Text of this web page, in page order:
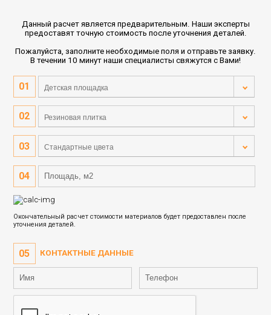
Данный расчет является предварительным. Наши эксперты
предоставят точную стоимость после уточнения деталей.
Пожалуйста, заполните необходимые поля и отправьте заявку.
В течении 10 минут наши специалисты свяжутся с Вами!
Детская площадка
Резиновая плитка
Стандартные цвета
Окончательный расчет стоимости материалов будет предоставлен после
уточнения деталей.
КОНТАКТНЫЕ ДАННЫЕ